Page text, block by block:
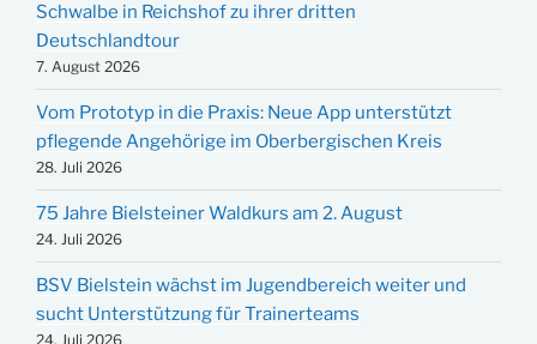
Schwalbe in Reichshof zu ihrer dritten
Deutschlandtour
7. August 2026
Vom Prototyp in die Praxis: Neue App unterstützt
pflegende Angehörige im Oberbergischen Kreis
28. Juli 2026
75 Jahre Bielsteiner Waldkurs am 2. August
24. Juli 2026
BSV Bielstein wächst im Jugendbereich weiter und
sucht Unterstützung für Trainerteams
24. Juli 2026